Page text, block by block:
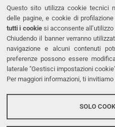
Questo sito utilizza cookie tecnici
delle pagine, e cookie di
tutti i cookiesi acconsente
Chiudendo il banner verranno
navigazione e alcuni contenuti
preferenze possono essere
laterale "Gestisci impostazioni
Per maggiori informazioni, ti
SOLO
Tel. +39 0532
Fax. +39 0532
PEC
LINKS
Dichiarazione di
Protezione dati